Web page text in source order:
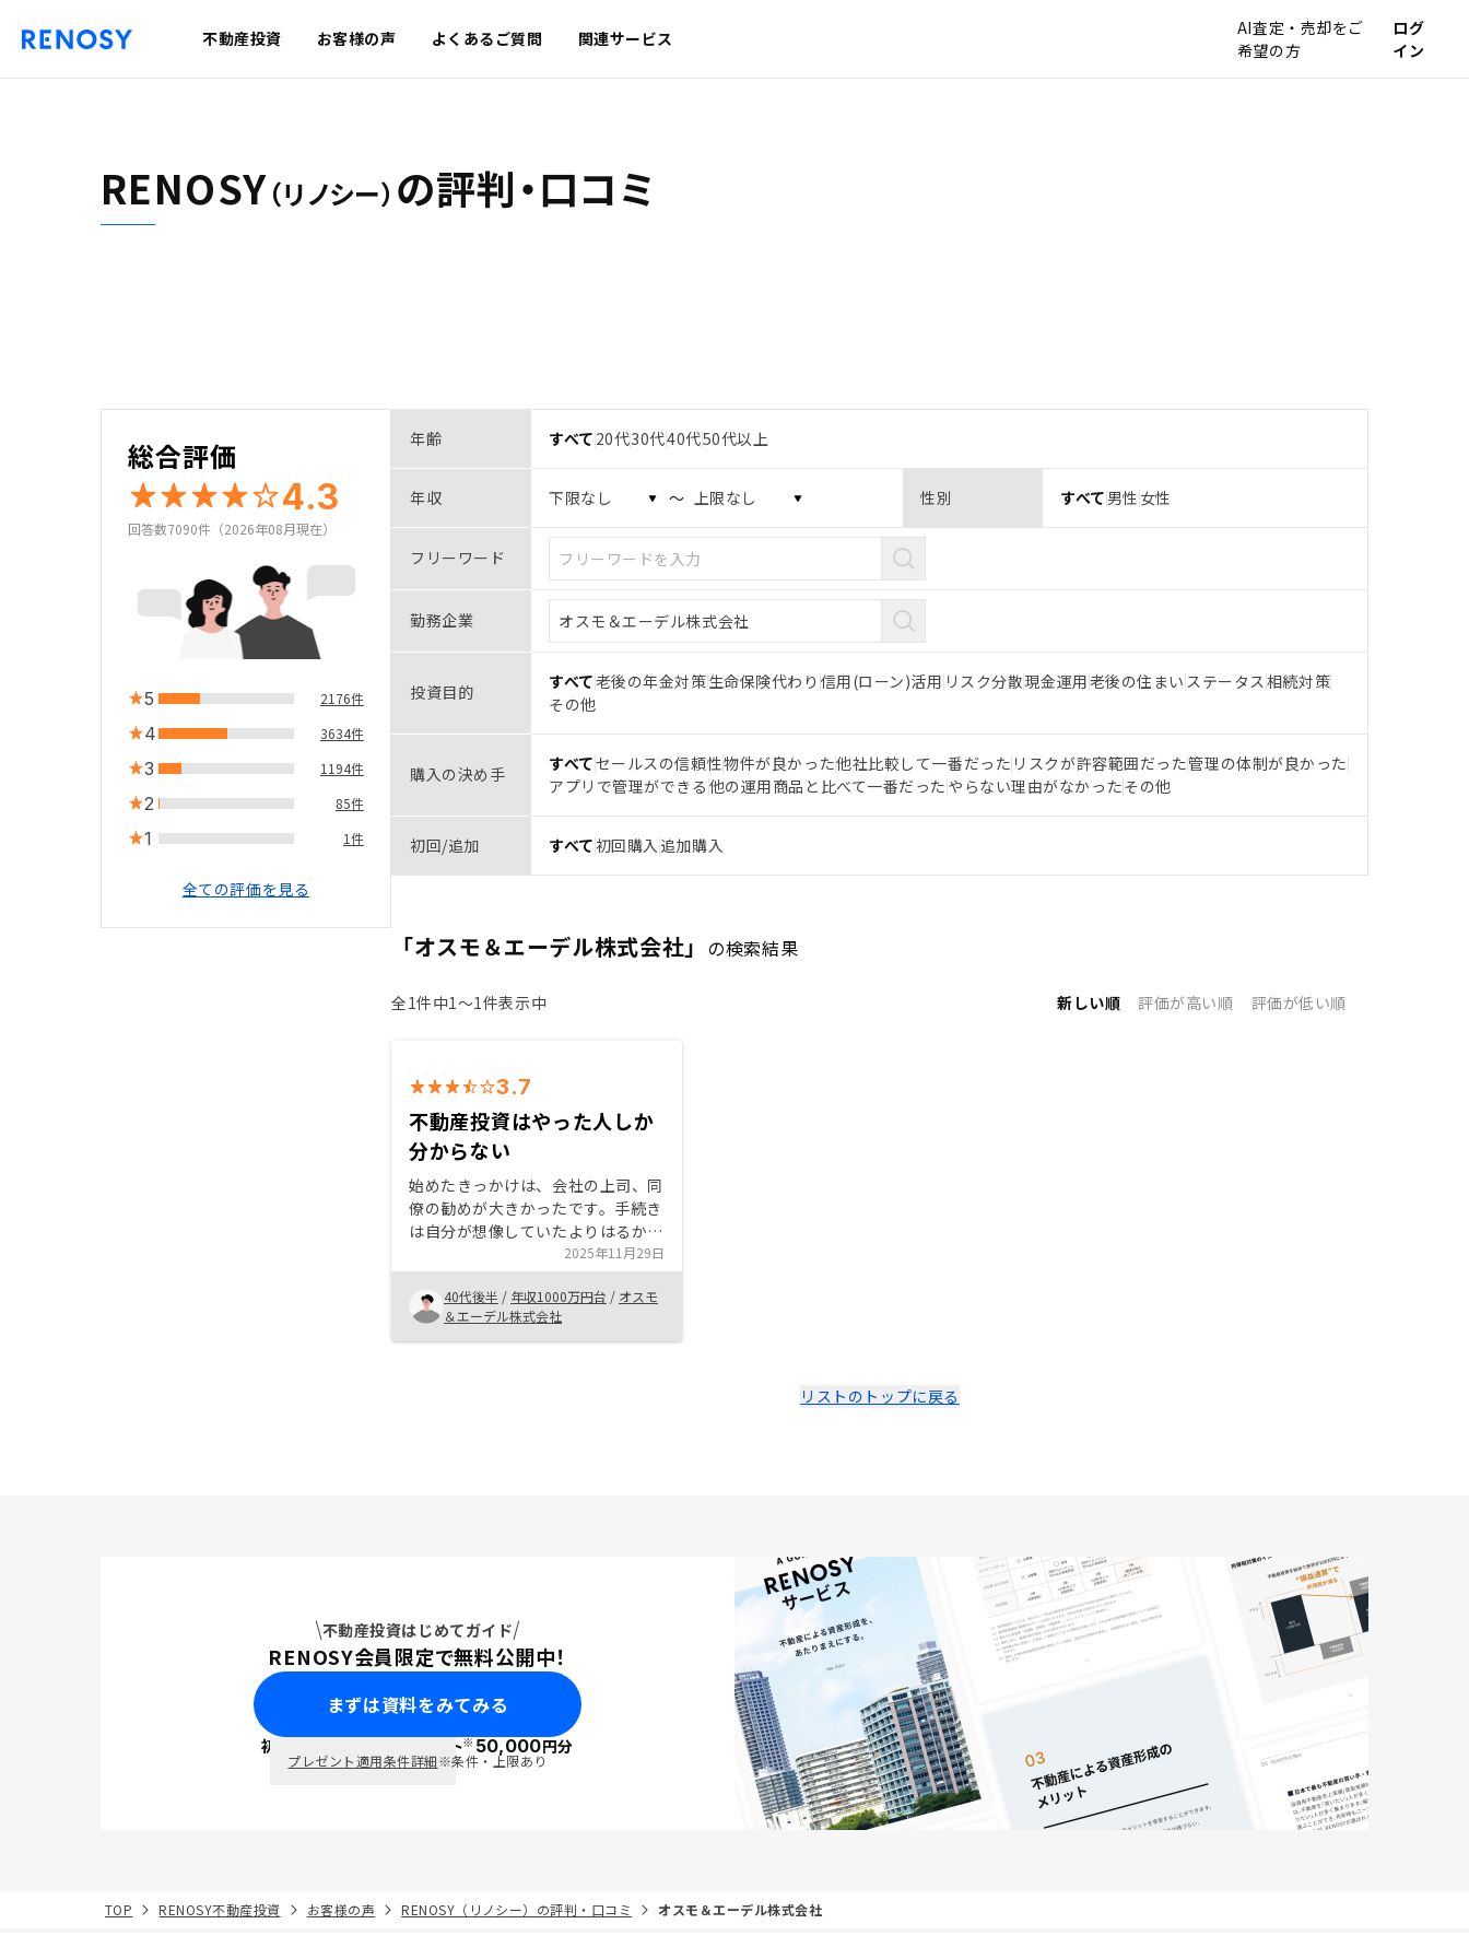
不動産投資 お客様の声 よくあるご質問 関連サービス
AI査定・売却をご
希望の方
ログ
イン
RENOSY（リノシー） の評判・口コミ
総合評価
4.3
回答数7090件（2026年08月現在）
5 2176件
4 3634件
3 1194件
2 85件
1 1件
全ての評価を見る
年齢 すべて 20代30代40代50代以上
年収 〜 性別 すべて 男性 女性
フリーワード
勤務企業
投資目的 すべて老後の年金対策生命保険代わり 信用(ローン)活用 リスク分散現金運用老後の住まい ステータス相続対策
その他
購入の決め手 すべてセールスの信頼性物件が良かった他社比較して一番だった リスクが許容範囲だった管理の体制が良かった
アプリで管理ができる 他の運用商品と比べて一番だった やらない理由がなかったその他
初回/追加 すべて初回購入 追加購入
「オスモ＆エーデル株式会社」 の検索結果
全1件中1〜1件表示中 新しい順 評価が高い順 評価が低い順
3.7
不動産投資はやった人しか
分からない
始めたきっかけは、会社の上司、同
僚の勧めが大きかったです。手続き
は自分が想像していたよりはるかに
簡単でしたがリノシーさんに全てを
任せっぱなしも良くないという気づ
きもありました。分からないことは
うやむやにせず一つ一つクリアーに
しながら進めていくとストレスも少
2025年11月29日
40代後半 / 年収1000万円台 / オスモ
＆エーデル株式会社
リストのトップに戻る
不動産投資はじめてガイド
RENOSY会員限定で無料公開中！
まずは資料をみてみる
初回面談で ポイント※50,000円分
プレゼント適用条件詳細※条件・上限あり
TOP RENOSY不動産投資 お客様の声 RENOSY（リノシー）の評判・口コミ オスモ＆エーデル株式会社